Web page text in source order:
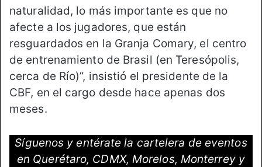
naturalidad, lo más importante es que no
afecte a los jugadores, que están
resguardados en la Granja Comary, el centro
de entrenamiento de Brasil (en Teresópolis,
cerca de Río)”, insistió el presidente de la
CBF, en el cargo desde hace apenas dos
meses.
Síguenos y entérate la cartelera de eventos
en Querétaro, CDMX, Morelos, Monterrey y